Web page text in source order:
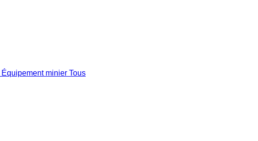
Équipement minier Tous